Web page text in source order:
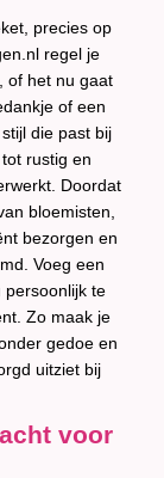
precies op
regel je
of het nu gaat
of een
die past bij
rustig en
Doordat
bloemisten,
bezorgen en
Voeg een
persoonlijk te
Zo maak je
gedoe en
uitziet bij
voor